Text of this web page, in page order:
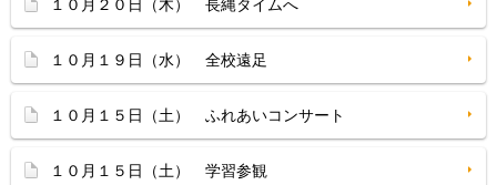
１０月２０日（木） 長縄タイムへ
１０月１９日（水） 全校遠足
１０月１５日（土） ふれあいコンサート
１０月１５日（土） 学習参観